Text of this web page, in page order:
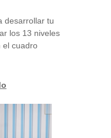
desarrollar tu
los 13 niveles
el cuadro